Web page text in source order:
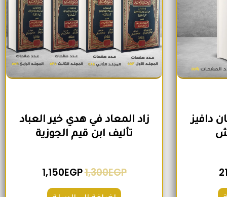
دافيز
زاد المعاد في هدي خير العباد
تأليف ابن قيم الجوزية
1,300EGP
1,150EGP